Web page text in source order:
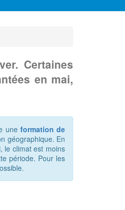
Certaines
en mai,
une formation de
géographique. En
le climat est moins
période. Pour les